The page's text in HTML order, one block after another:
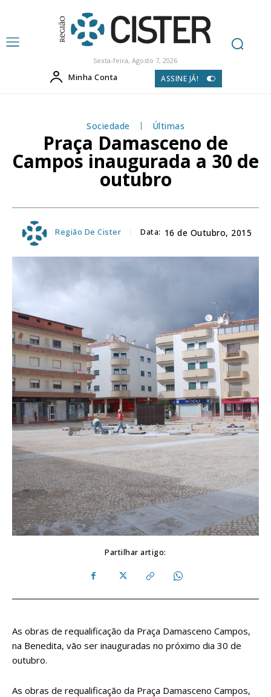
Sexta-feira, Agosto 7, 2026
Minha Conta ASSINE JÁ!
Sociedade Últimas
Praça Damasceno de
Campos inaugurada a 30 de
outubro
Região De Cister Data: 16 de Outubro, 2015
Partilhar artigo:
As obras de requalificação da Praça Damasceno Campos,
na Benedita, vão ser inauguradas no próximo dia 30 de
outubro.
As obras de requalificação da Praça Damasceno Campos,